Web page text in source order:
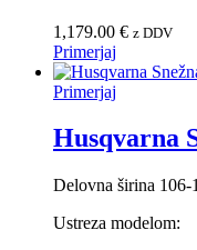
1,179.00 € z DDV
Primerjaj
Primerjaj
Husqvarna
Delovna širina 106-
Ustreza modelom: